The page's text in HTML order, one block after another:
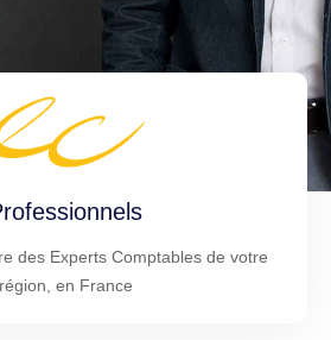
des Experts Comptables de votre
région, en France